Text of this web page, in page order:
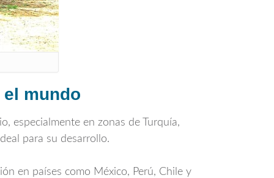
mundo
especialmente en zonas de Turquía,
para su desarrollo.
en países como México, Perú, Chile y